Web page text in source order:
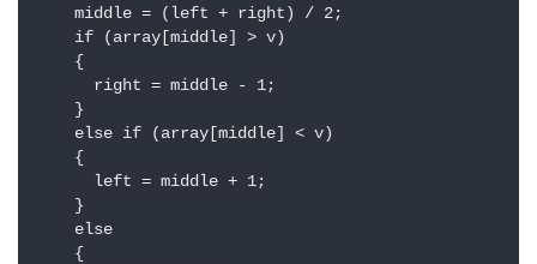
    middle = (left + right) / 2;
    if (array[middle] > v)
    {
      right = middle - 1;
    }
    else if (array[middle] < v)
    {
      left = middle + 1;
    }
    else
    {